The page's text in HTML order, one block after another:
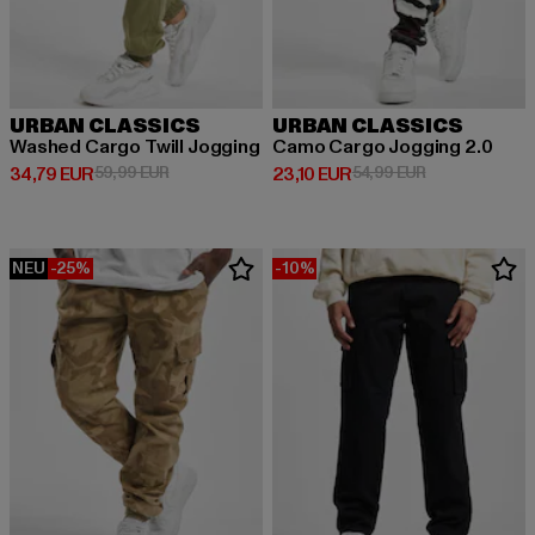
URBAN CLASSICS
Washed Cargo Twill Jogging
34,79 EUR
Derzeitiger Preis: 34,79 EUR
59,99 EURAktionspreis: 59,99 EUR
URBAN CLASSICS
Camo Cargo Jogging 2.0
23,10 EUR
Derzeitiger Preis: 23,10 EUR
54,99 EURAktionspreis:
NEU -25% -10%